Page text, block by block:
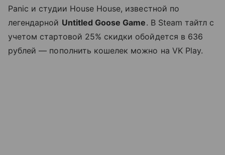
Panic и студии House House, известной по
легендарной Untitled Goose Game. В Steam тайтл с
учетом стартовой 25% скидки обойдется в 636
рублей — пополнить кошелек можно на VK Play.